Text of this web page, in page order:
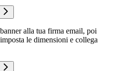
alla tua firma email, poi
le dimensioni e collega